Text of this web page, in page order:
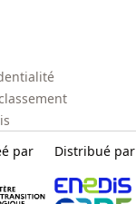
par Distribué par